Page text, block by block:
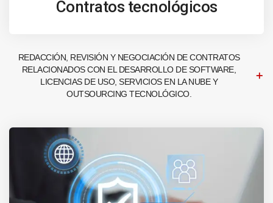
Contratos tecnológicos
REDACCIÓN, REVISIÓN Y NEGOCIACIÓN DE CONTRATOS
RELACIONADOS CON EL DESARROLLO DE SOFTWARE,
LICENCIAS DE USO, SERVICIOS EN LA NUBE Y
OUTSOURCING TECNOLÓGICO.